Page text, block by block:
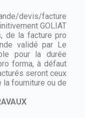
devis/facture
GOLIAT
de la facture pro
validé par Le
pour la durée
forma, à défaut
seront ceux
la fourniture ou de